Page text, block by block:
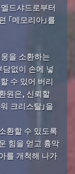
드샤드로부터
「메모리아」를
을 소환하는
담없이 손에 넣
수 있어 버리
원은, 신뢰할
크리스탈」을
환할 수 있도록
힘을 얻고 흉악
를 개척해 나가